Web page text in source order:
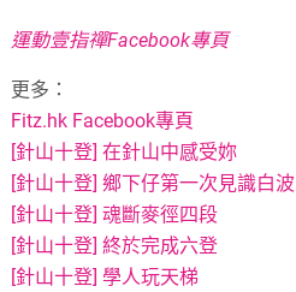
運動壹指禪Facebook專頁
更多：
Fitz.hk Facebook專頁
[針山十登] 在針山中感受妳
[針山十登] 鄉下仔第一次見識白波
[針山十登] 魂斷麥徑四段
[針山十登] 終於完成六登
[針山十登] 學人玩天梯